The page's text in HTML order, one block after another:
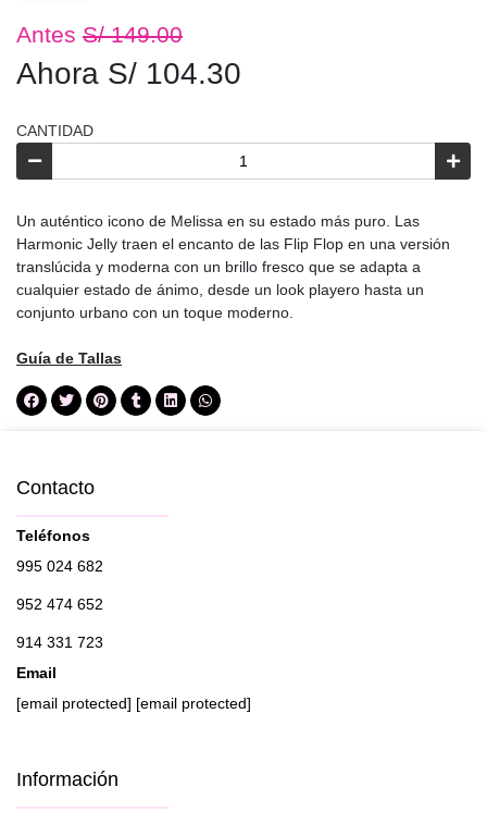
Antes S/ 149.00
Ahora S/ 104.30
CANTIDAD
Un auténtico icono de Melissa en su estado más puro. Las
Harmonic Jelly traen el encanto de las Flip Flop en una versión
translúcida y moderna con un brillo fresco que se adapta a
cualquier estado de ánimo, desde un look playero hasta un
conjunto urbano con un toque moderno.
Guía de Tallas
Contacto
Teléfonos
995 024 682
952 474 652
914 331 723
Email
[email protected] [email protected]
Información